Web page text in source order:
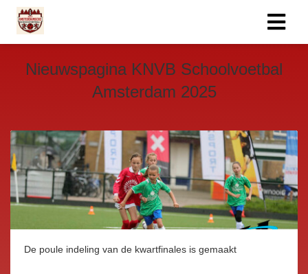
Nieuwspagina KNVB Schoolvoetbal
Amsterdam 2025
De poule indeling van de kwartfinales is gemaakt